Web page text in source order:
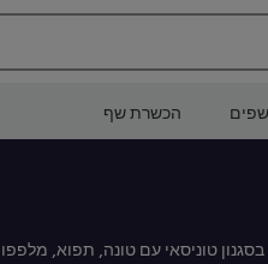
הכשרת שף
בסגנון טוניסאי עם טונה, תפוא,